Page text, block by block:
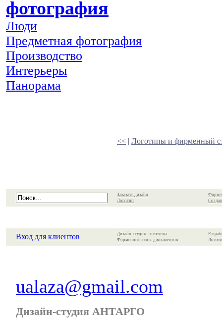
фотография
Люди
Предметная фотография
Производство
Интерьеры
Панорама
<< | Логотипы и фирменный
Заказать дизайн
Логотип
Вход для клиентов
Дизайн-студия: логотипы
Фирменный стиль для клиентов
ualaza@gmail.com
Дизайн-студия АНТАРГО